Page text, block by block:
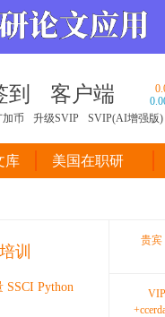
到 客户端
加币
升级SVIP SVIP(AI增强版)
库 美国在职研
训
SSCI Python
贵宾